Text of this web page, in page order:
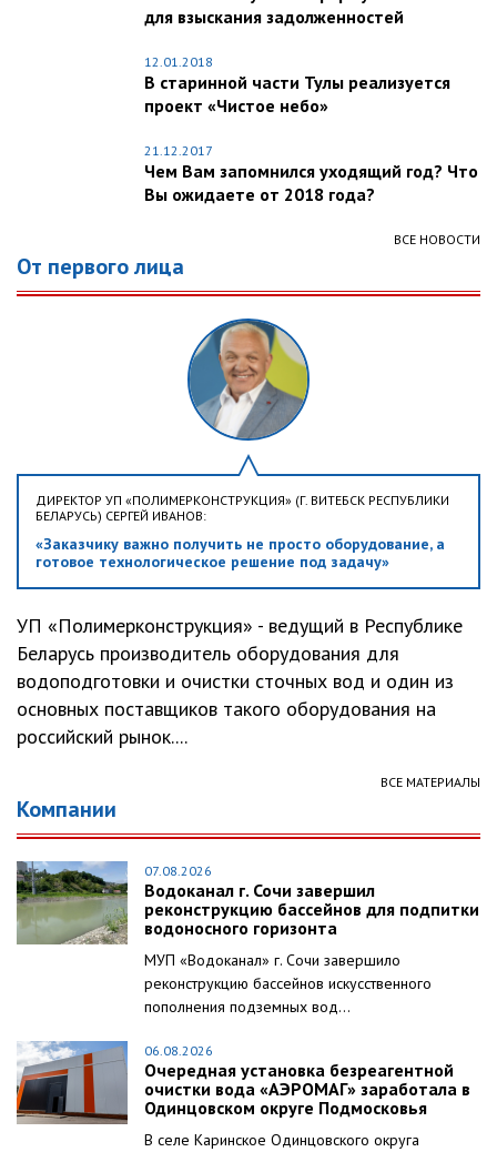
для взыскания задолженностей
12.01.2018
В старинной части Тулы реализуется
проект «Чистое небо»
21.12.2017
Чем Вам запомнился уходящий год? Что
Вы ожидаете от 2018 года?
ВСЕ НОВОСТИ
От первого лица
ДИРЕКТОР УП «ПОЛИМЕРКОНСТРУКЦИЯ» (Г. ВИТЕБСК РЕСПУБЛИКИ
БЕЛАРУСЬ) СЕРГЕЙ ИВАНОВ:
«Заказчику важно получить не просто оборудование, а
готовое технологическое решение под задачу»
УП «Полимерконструкция» - ведущий в Республике
Беларусь производитель оборудования для
водоподготовки и очистки сточных вод и один из
основных поставщиков такого оборудования на
российский рынок....
ВСЕ МАТЕРИАЛЫ
Компании
07.08.2026
Водоканал г. Сочи завершил
реконструкцию бассейнов для подпитки
водоносного горизонта
МУП «Водоканал» г. Сочи завершило
реконструкцию бассейнов искусственного
пополнения подземных вод...
06.08.2026
Очередная установка безреагентной
очистки вода «АЭРОМАГ» заработала в
Одинцовском округе Подмосковья
В селе Каринское Одинцовского округа